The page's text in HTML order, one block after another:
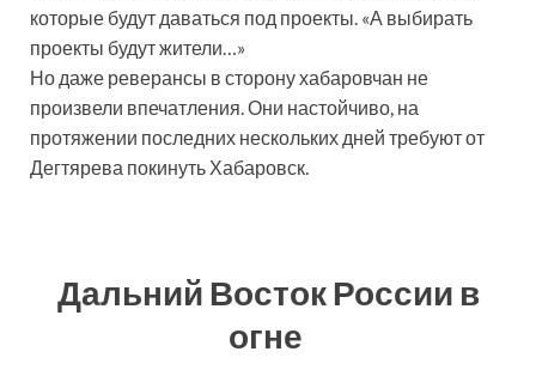
которые будут даваться под проекты. «А выбирать
проекты будут жители…»
Но даже реверансы в сторону хабаровчан не
произвели впечатления. Они настойчиво, на
протяжении последних нескольких дней требуют от
Дегтярева покинуть Хабаровск.
Дальний Восток России в
огне